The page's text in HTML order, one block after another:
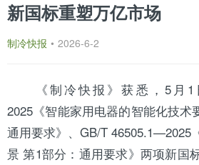
新国标重塑万亿市场
制冷快报 • 2026-6-2
《制冷快报 》获悉，5月1
2025《智能家用电器的智能化技术
通用要求》、GB/T 46505.1—2025
景 第1部分：通用要求》两项新国